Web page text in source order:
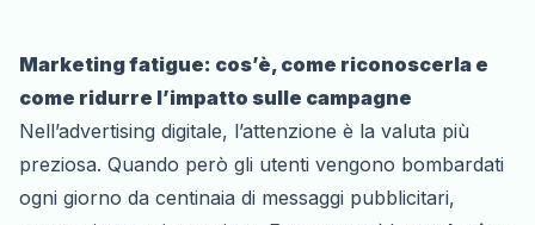
Marketing fatigue: cos’è, come riconoscerla e
come ridurre l’impatto sulle campagne
Nell’advertising digitale, l’attenzione è la valuta più
preziosa. Quando però gli utenti vengono bombardati
ogni giorno da centinaia di messaggi pubblicitari,